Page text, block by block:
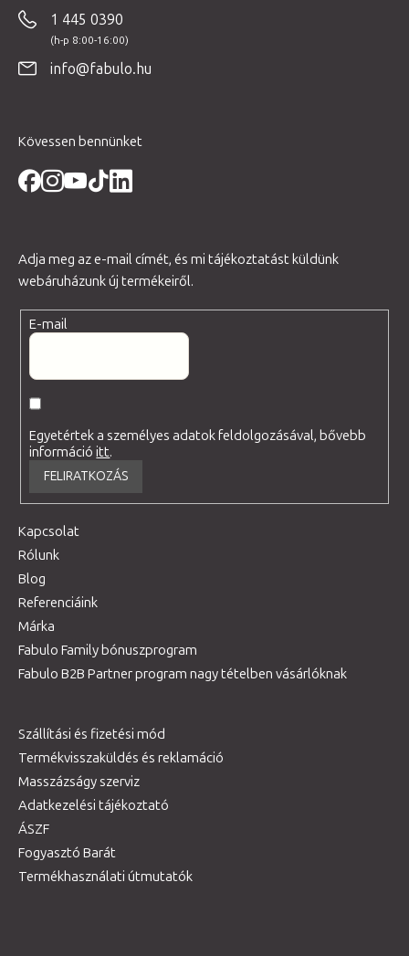
1 445 0390
info@fabulo.hu
Kövessen bennünket
Adja meg az e-mail címét, és mi tájékoztatást küldünk
webáruházunk új termékeiről.
E-mail
Egyetértek a személyes adatok feldolgozásával, bővebb
információitt.
FELIRATKOZÁS
Kapcsolat
Rólunk
Blog
Referenciáink
Márka
Fabulo Family bónuszprogram
Fabulo B2B Partner program nagy tételben vásárlóknak
Szállítási és fizetési mód
Termékvisszaküldés és reklamáció
Masszázságy szerviz
Adatkezelési tájékoztató
ÁSZF
Fogyasztó Barát
Termékhasználati útmutatók